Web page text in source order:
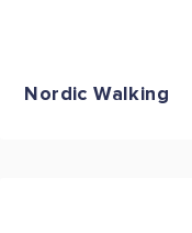
Nordic Walking